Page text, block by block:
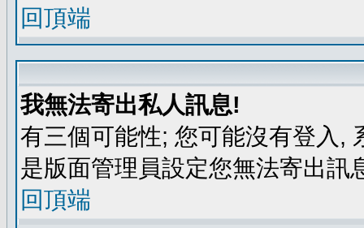
回頂端
我無法寄出私人訊息!
有三個可能性; 您可能沒有登入,
是版面管理員設定您無法寄出訊
回頂端